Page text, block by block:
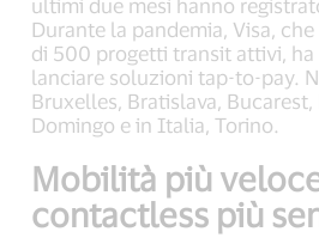
Durante la pandemia, Visa,
di 500 progetti transit attivi,
lanciare soluzioni tap-to-pay.
Bruxelles, Bratislava,
Domingo e in Italia, Torino.
Mobilità più
contactless più